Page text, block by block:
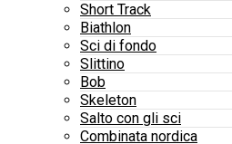
Short Track
Biathlon
Sci di fondo
Slittino
Bob
Skeleton
Salto con gli sci
Combinata nordica